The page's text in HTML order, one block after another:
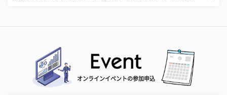
オンラインイベントの参加申込